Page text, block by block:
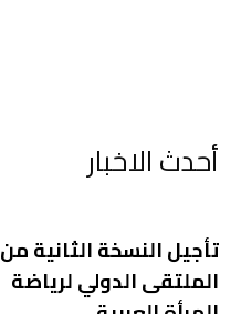
أحدث الاخبار
تأجيل النسخة الثانية من
الملتقى الدولي لرياضة